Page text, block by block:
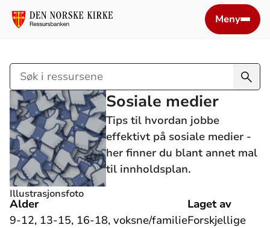
Meny
Søk
i
ressursene
Illustrasjonsfoto
Sosiale medier
Tips til hvordan jobbe
effektivt på sosiale medier -
her finner du blant annet mal
til innholdsplan.
Alder
9-12, 13-15, 16-18, voksne/familie
Laget av
Forskjellige